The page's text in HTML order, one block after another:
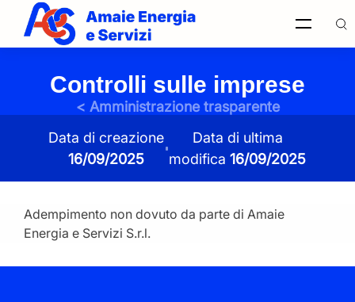
Ricerca
nel sito
Ricerca
Italiano
Controlli sulle imprese
< Amministrazione trasparente
Data di creazione
16/09/2025
Data di ultima
modifica16/09/2025
Adempimento non dovuto da parte di Amaie
Energia e Servizi S.r.l.